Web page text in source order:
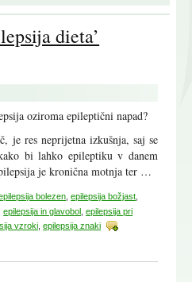
dieta’
oziroma epileptični napad?
je res neprijetna izkušnja, saj se
bi lahko epileptiku v danem
je kronična motnja ter …
bolezen ,epilepsija božjast
,epilepsija in glavobol ,epilepsija pri
vzroki ,epilepsija znaki